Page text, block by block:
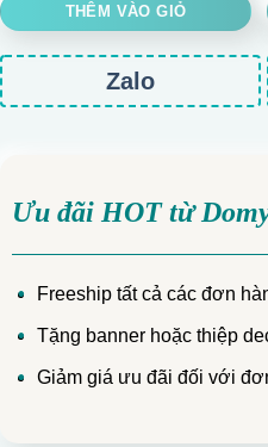
THÊM VÀO GIỎ
Zalo
Ưu đãi HOT từ
Freeship tất cả các đơn
Tặng banner hoặc thiệp
Giảm giá ưu đãi đối với